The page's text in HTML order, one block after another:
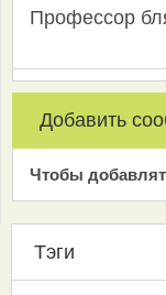
Профессор
Добавить
Чтобы
Тэги